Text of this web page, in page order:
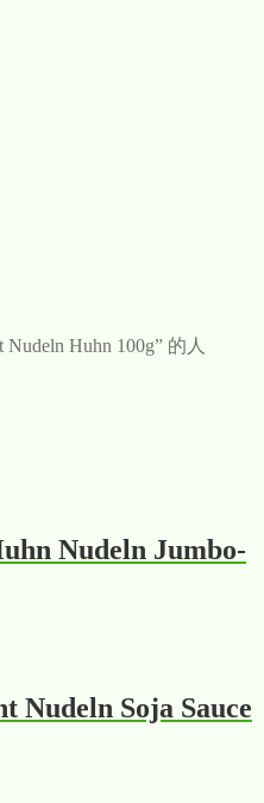
Huhn 100g” 的人
Nudeln Jumbo-
Nudeln Soja Sauce